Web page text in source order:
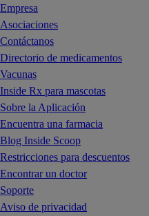
Empresa
Asociaciones
Contáctanos
Directorio de medicamentos
Vacunas
Inside Rx para mascotas
Sobre la Aplicación
Encuentra una farmacia
Blog Inside Scoop
Restricciones para descuentos
Encontrar un doctor
Soporte
Aviso de privacidad